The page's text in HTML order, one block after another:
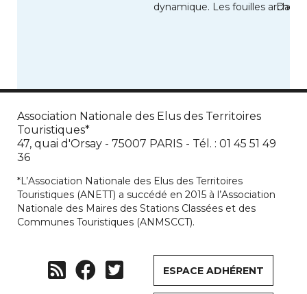
dynamique. Les fouilles
Association Nationale des Elus des Territoires
Touristiques*
47, quai d'Orsay - 75007 PARIS - Tél. : 01 45 51 49
36
*L’Association Nationale des Elus des Territoires
Touristiques (ANETT) a succédé en 2015 à l’Association
Nationale des Maires des Stations Classées et des
Communes Touristiques (ANMSCCT).
ESPACE ADHÉRENT